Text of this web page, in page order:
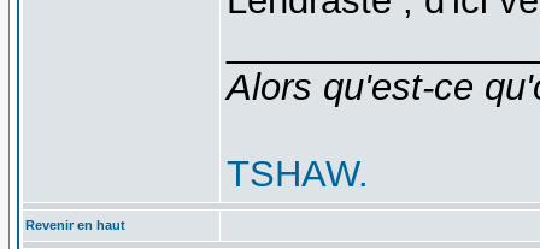
Alors qu'est-ce
TSHAW.
Revenir en haut